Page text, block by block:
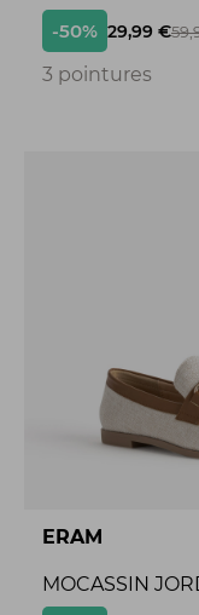
-50% 29,99 €
3 pointures
ERAM
MOCASSIN